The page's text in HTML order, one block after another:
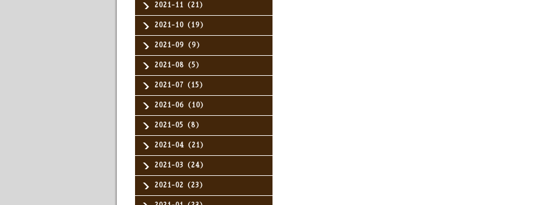
2021-11（21）
2021-10（19）
2021-09（9）
2021-08（5）
2021-07（15）
2021-06（10）
2021-05（8）
2021-04（21）
2021-03（24）
2021-02（23）